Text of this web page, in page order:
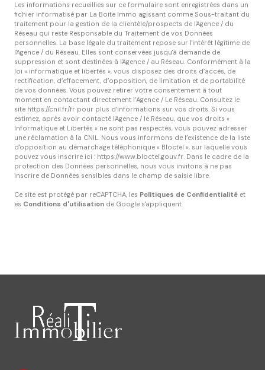
Les informations recueillies sur ce formulaire sont enregistrées dans un
fichier informatisé par La Boite Immo agissant comme Sous-traitant du
traitement pour la gestion de la clientèle/prospects de l'Agence / du
Réseau qui reste Responsable du Traitement de vos Données
personnelles. La base légale du traitement repose sur l'intérêt légitime de
l'Agence / du Réseau. Elles sont conservées jusqu'à demande de
suppression et sont destinées à l'Agence / au Réseau. Conformément à la
loi « informatique et libertés », vous disposez des droits d’accès, de
rectification, d’effacement, d’opposition, de limitation et de portabilité
de vos données. Vous pouvez retirer votre consentement à tout
moment en contactant directement l’Agence / Le Réseau. Consultez le
site https://cnil.fr/fr pour plus d’informations sur vos droits. Si vous
estimez, après avoir contacté l'Agence / le Réseau, que vos droits «
Informatique et Libertés » ne sont pas respectés, vous pouvez adresser
une réclamation à la CNIL. Nous vous informons de l’existence de la liste
d'opposition au démarchage téléphonique « Bloctel », sur laquelle vous
pouvez vous inscrire ici : https://www.bloctel.gouv.fr. Dans le cadre de la
protection des Données personnelles, nous vous invitons à ne pas
inscrire de Données sensibles dans le champ de saisie libre.
Ce site est protégé par reCAPTCHA, les Politiques de Confidentialité et
es Conditions d'utilisation de Google s'appliquent.